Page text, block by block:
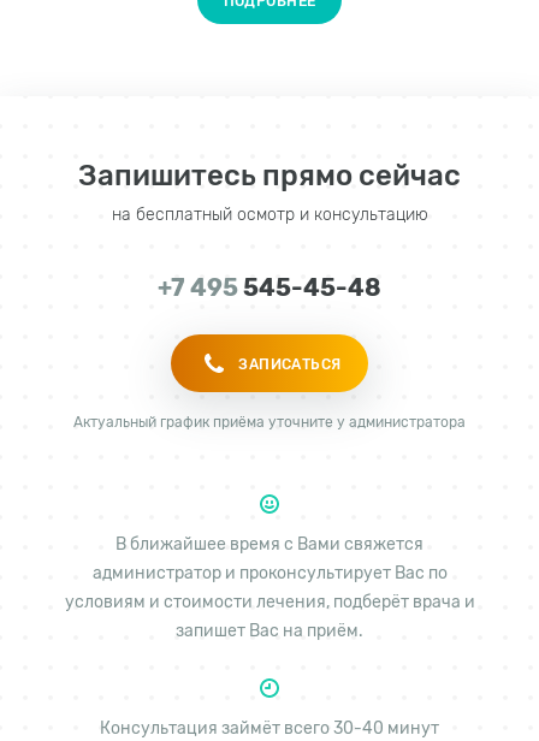
Запишитесь прямо сейчас
на бесплатный осмотр и консультацию
ЗАПИСАТЬСЯ
+7 495545-45-48
Актуальный график приёма уточните у администратора
В ближайшее время с Вами свяжется
администратор и проконсультирует Вас по
условиям и стоимости лечения, подберёт врача и
запишет Вас на приём.
Консультация займёт всего 30-40 минут